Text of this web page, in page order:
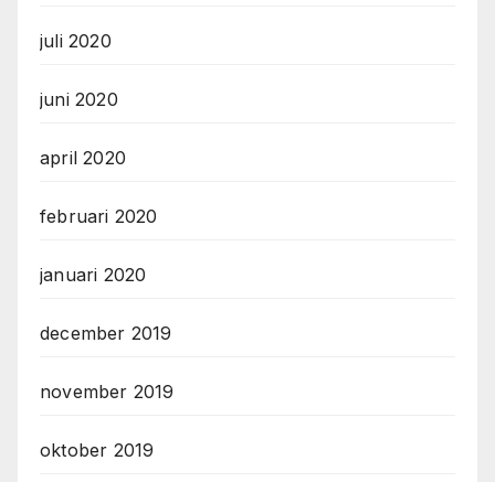
juli 2020
juni 2020
april 2020
februari 2020
januari 2020
december 2019
november 2019
oktober 2019